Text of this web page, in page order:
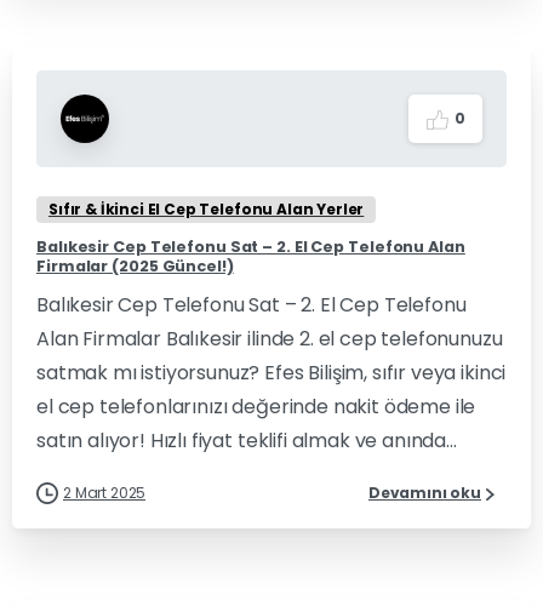
0
Sıfır & İkinci El Cep Telefonu Alan Yerler
Balıkesir Cep Telefonu Sat – 2. El Cep Telefonu Alan
Firmalar (2025 Güncel!)
Balıkesir Cep Telefonu Sat – 2. El Cep Telefonu
Alan Firmalar Balıkesir ilinde 2. el cep telefonunuzu
satmak mı istiyorsunuz? Efes Bilişim, sıfır veya ikinci
el cep telefonlarınızı değerinde nakit ödeme ile
satın alıyor! Hızlı fiyat teklifi almak ve anında...
2 Mart 2025 Devamını oku